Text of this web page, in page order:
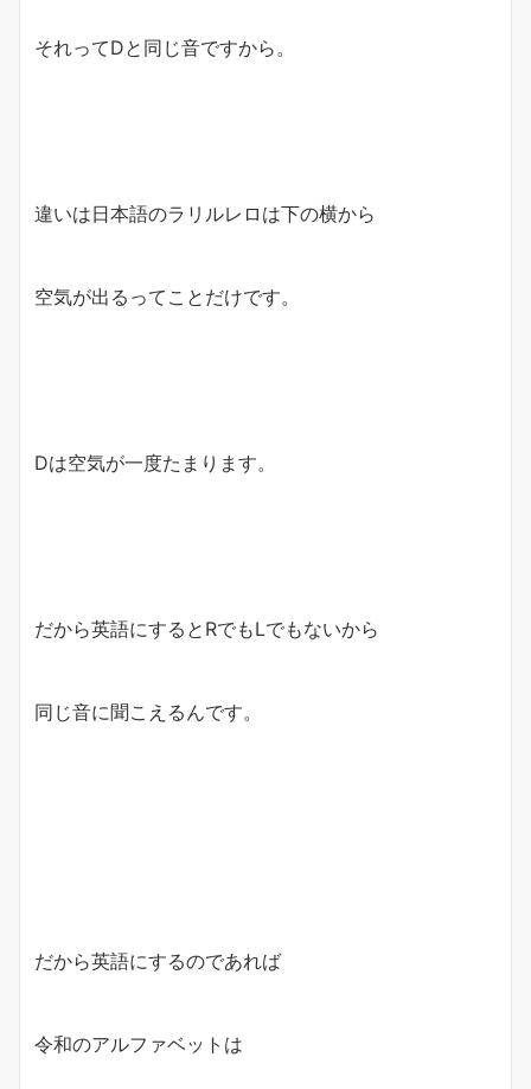
それってDと同じ音ですから。
違いは日本語のラリルレロは下の横から
空気が出るってことだけです。
Dは空気が一度たまります。
だから英語にするとRでもLでもないから
同じ音に聞こえるんです。
だから英語にするのであれば
令和のアルファベットは